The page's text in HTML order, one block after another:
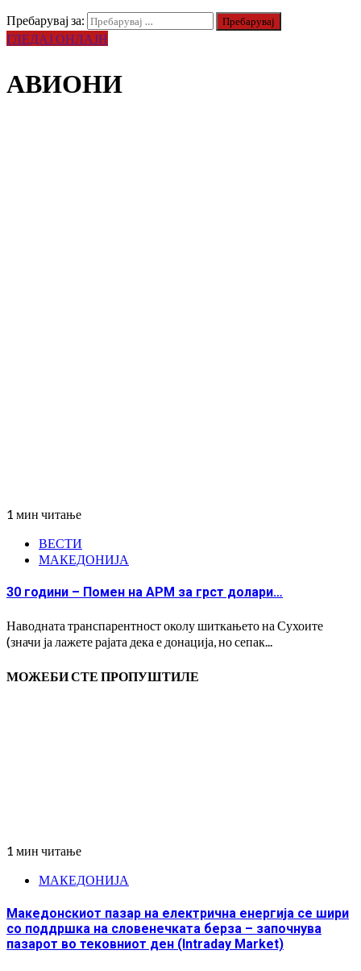
Пребарувај за:
ГЛЕДАЈ ОНЛАЈН
АВИОНИ
1 мин читање
ВЕСТИ
МАКЕДОНИЈА
30 години – Помен на АРМ за грст долари…
Наводната транспарентност околу шиткањето на Сухоите
(значи ја лажете рајата дека е донација, но сепак...
МОЖЕБИ СТЕ ПРОПУШТИЛЕ
1 мин читање
МАКЕДОНИЈА
Македонскиот пазар на електрична енергија се шири
со поддршка на словенечката берза – започнува
пазарот во тековниот ден (Intraday Market)